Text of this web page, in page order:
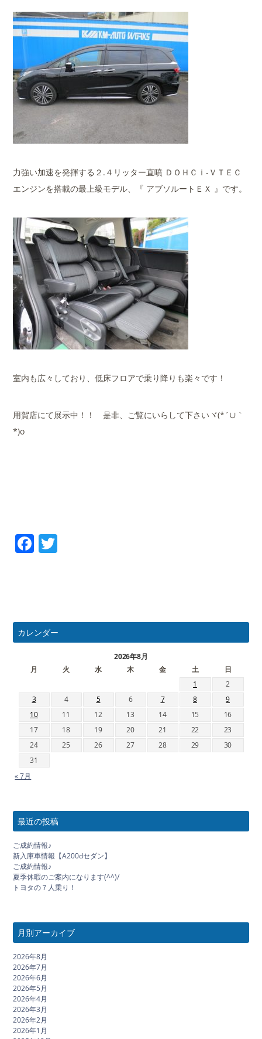
力強い加速を発揮する２.４リッター直噴 ＤＯＨＣｉ-ＶＴＥＣ
エンジンを搭載の最上級モデル、『 アブソルートＥＸ 』です。
室内も広々しており、低床フロアで乗り降りも楽々です！
用賀店にて展示中！！ 是非、ご覧にいらして下さいヾ(*´∪｀
*)o
Facebook
カレンダー
2026年8月
月
火 水 木 金 土
日
1
2
3
4 5 6 7 8
9
10
11 12 13 14 15
16
17
18 19 20 21 22
23
24
25 26 27 28 29
30
31
« 7月
最近の投稿
ご成約情報♪
新入庫車情報【A200dセダン】
ご成約情報♪
夏季休暇のご案内になります(^^)/
トヨタの７人乗り！
月別アーカイブ
2026年8月
2026年7月
2026年6月
2026年5月
2026年4月
2026年3月
2026年2月
2026年1月